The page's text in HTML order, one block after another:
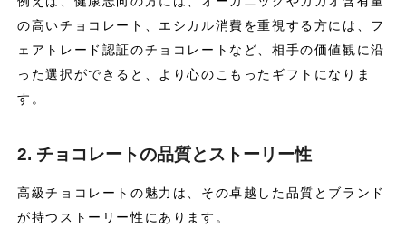
の高いチョコレート、エシカル消費を重視する方には、フ
ェアトレード認証のチョコレートなど、相手の価値観に沿
った選択ができると、より心のこもったギフトになりま
す。
2. チョコレートの品質とストーリー性
高級チョコレートの魅力は、その卓越した品質とブランド
が持つストーリー性にあります。